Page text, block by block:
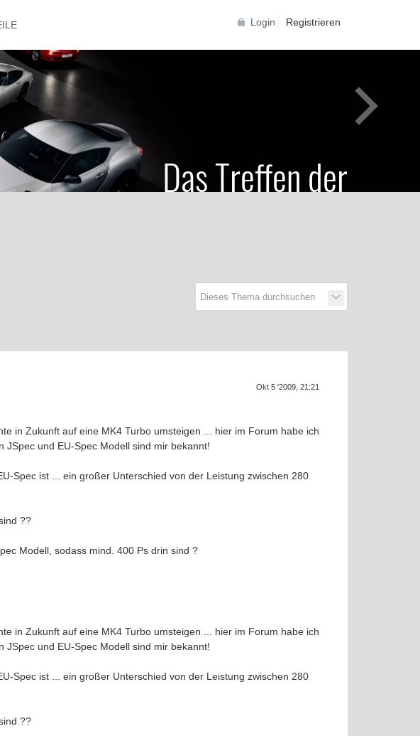
Login Registrieren
Das Treffen der
Okt 5 '2009, 21:21
in Zukunft auf eine MK4 Turbo umsteigen ... hier im Forum habe ich
und EU-Spec Modell sind mir bekannt!
Spec ist ... ein großer Unterschied von der Leistung zwischen 280
??
Modell, sodass mind. 400 Ps drin sind ?
in Zukunft auf eine MK4 Turbo umsteigen ... hier im Forum habe ich
und EU-Spec Modell sind mir bekannt!
Spec ist ... ein großer Unterschied von der Leistung zwischen 280
??